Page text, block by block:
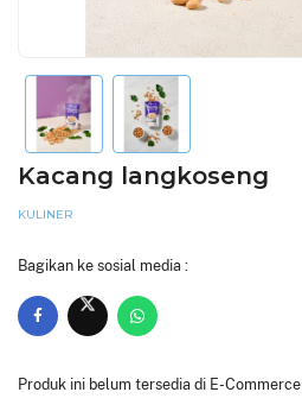
Kacang langkoseng
KULINER
Bagikan ke sosial media :
Produk ini belum tersedia di E-Commerce